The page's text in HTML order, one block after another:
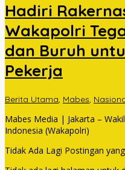
Hadiri
Wakapolri
dan Buruh
Pekerja
Berita Utama, Mabes,
Mabes Media | Jakarta –
Indonesia (Wakapolri)
Tidak Ada Lagi Postingan